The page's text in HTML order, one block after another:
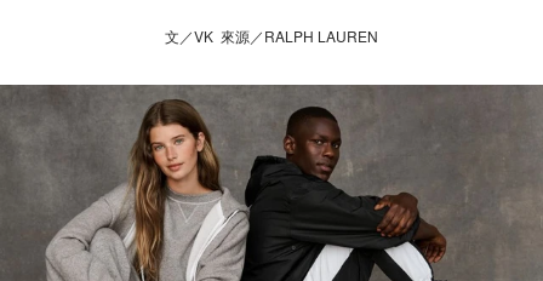
文／VK 來源／RALPH LAUREN